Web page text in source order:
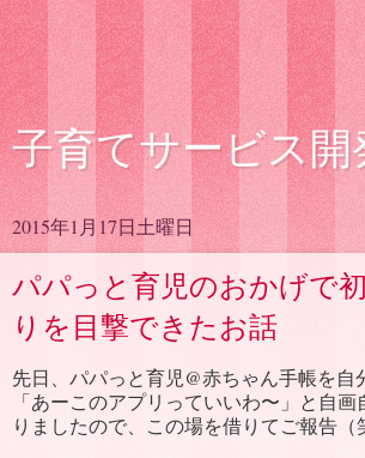
子育てサービス開
2015年1月17日土曜日
パパっと育児のおかげで
りを目撃できたお話
先日、パパっと育児@赤ちゃん手帳を自
「あーこのアプリっていいわ〜」と自
りましたので、この場を借りてご報告（